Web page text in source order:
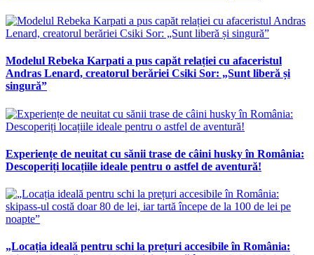
Modelul Rebeka Karpati a pus capăt relației cu afaceristul
Andras Lenard, creatorul berăriei Csiki Sor: „Sunt liberă și
singură”
Experiențe de neuitat cu sănii trase de câini husky în România:
Descoperiți locațiile ideale pentru o astfel de aventură!
„Locația ideală pentru schi la prețuri accesibile în România: